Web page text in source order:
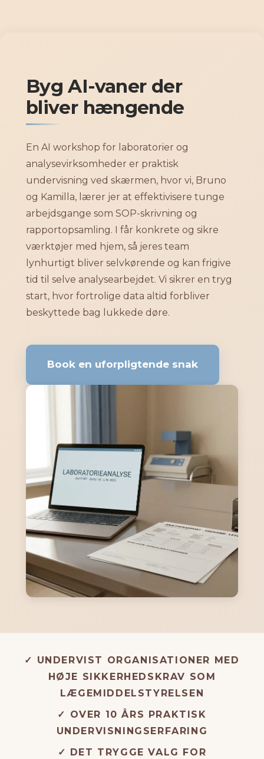
Byg AI-vaner der
bliver hængende
En AI workshop for laboratorier og
analysevirksomheder er praktisk
undervisning ved skærmen, hvor vi, Bruno
og Kamilla, lærer jer at effektivisere tunge
arbejdsgange som SOP-skrivning og
rapportopsamling. I får konkrete og sikre
værktøjer med hjem, så jeres team
lynhurtigt bliver selvkørende og kan frigive
tid til selve analysearbejdet. Vi sikrer en tryg
start, hvor fortrolige data altid forbliver
beskyttede bag lukkede døre.
Book en uforpligtende snak
✓ UNDERVIST ORGANISATIONER MED
HØJE SIKKERHEDSKRAV SOM
LÆGEMIDDELSTYRELSEN
✓ OVER 10 ÅRS PRAKTISK
UNDERVISNINGSERFARING
✓ DET TRYGGE VALG FOR